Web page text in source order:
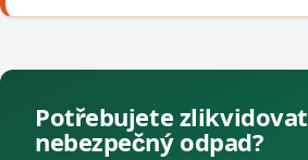
Potřebujete zlikvidovat
nebezpečný odpad?